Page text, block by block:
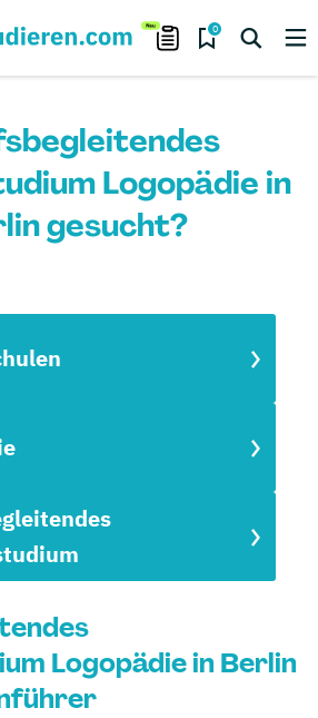
0
Logopädie in
gesucht?
Logopädie in Berlin